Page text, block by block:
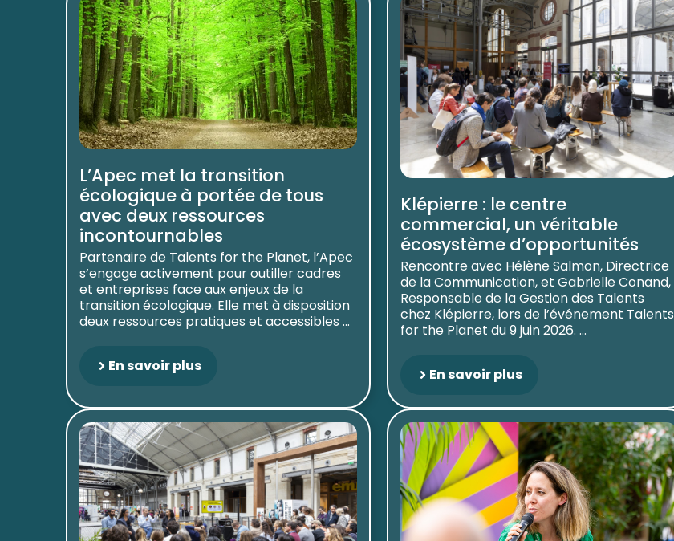
L’Apec met la transition
écologique à portée de tous
avec deux ressources
incontournables
Partenaire de Talents for the Planet, l’Apec
s’engage activement pour outiller cadres
et entreprises face aux enjeux de la
transition écologique. Elle met à disposition
deux ressources pratiques et accessibles ...
En savoir plus
Klépierre : le centre
commercial, un véritable
écosystème d’opportunités
Rencontre avec Hélène Salmon, Directrice
de la Communication, et Gabrielle Conand,
Responsable de la Gestion des Talents
chez Klépierre, lors de l’événement Talents
for the Planet du 9 juin 2026. ...
En savoir plus